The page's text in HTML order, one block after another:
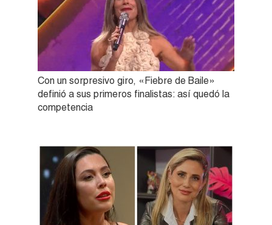
Con un sorpresivo giro, «Fiebre de Baile»
definió a sus primeros finalistas: así quedó la
competencia